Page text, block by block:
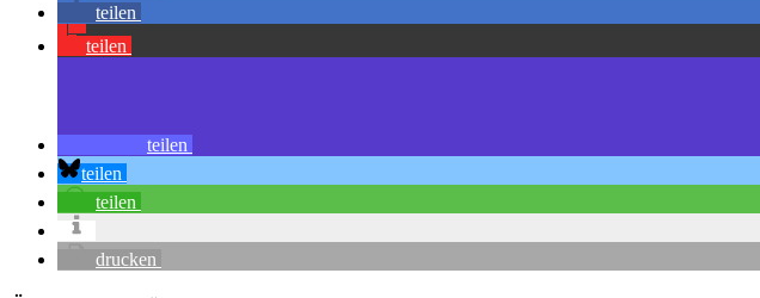
teilen
teilen
teilen
teilen
teilen
drucken